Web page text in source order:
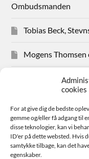
cookies
For at give dig de bedste
gemme og/eller få adgang til
disse teknologier, kan vi
ID'er på dette websted. Hvis
samtykke tilbage, kan det
egenskaber.
Ombudsmanden
Tobias Beck,
Mogens Thomsen
Avisudklip 2024
Sager for
Bestyrelsen